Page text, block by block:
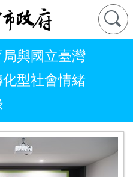
與國立臺灣
型社會情緒